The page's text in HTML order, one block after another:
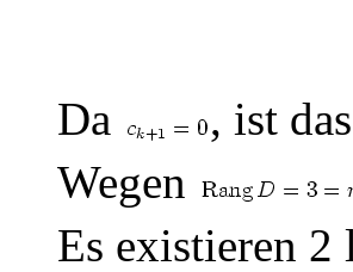
Da
, ist
Wegen
Es existieren